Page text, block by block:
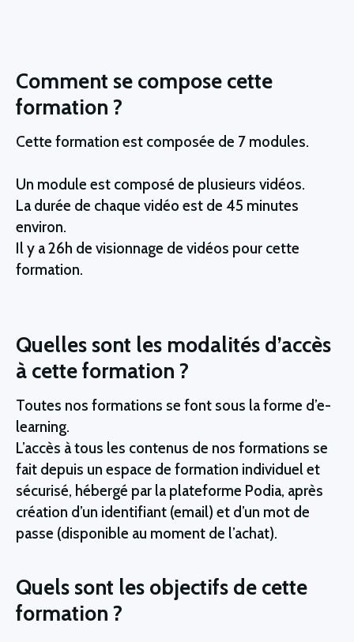
Comment se compose cette
formation ?
Cette formation est composée de 7 modules.
Un module est composé de plusieurs vidéos.
La durée de chaque vidéo est de 45 minutes
environ.
Il y a 26h de visionnage de vidéos pour cette
formation.
Quelles sont les modalités d’accès
à cette formation ?
Toutes nos formations se font sous la forme d’e-
learning.
L’accès à tous les contenus de nos formations se
fait depuis un espace de formation individuel et
sécurisé, hébergé par la plateforme Podia, après
création d’un identifiant (email) et d’un mot de
passe (disponible au moment de l’achat).
Quels sont les objectifs de cette
formation ?